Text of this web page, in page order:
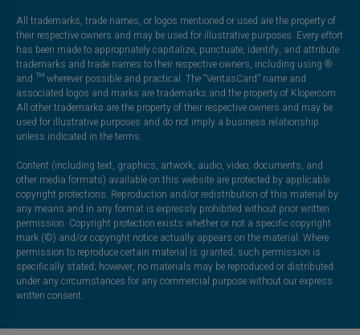
All trademarks, trade names, or logos mentioned or used are the property of
their respective owners and may be used for illustrative purposes. Every effort
has been made to appropriately capitalize, punctuate, identify, and attribute
trademarks and trade names to their respective owners, including using ®
and ™ wherever possible and practical. The “VeritasCard” name and
associated logos and marks are trademarks and the property of Klopercom.
All other trademarks are the property of their respective owners and may be
used for illustrative purposes and do not imply a business relationship
unless indicated in the terms.
Content (including text, graphics, artwork, audio, video, documents, and
other media formats) available on this website are protected by applicable
copyright protections. Reproduction and/or redistribution of this material by
any means and in any format is expressly prohibited without prior written
permission. Copyright protection exists whether or not a specific copyright
mark (©) and/or copyright notice actually appears on the material. Where
permission to reproduce certain material is granted, such permission is
specifically stated; however, no materials may be reproduced or distributed
under any circumstances for any commercial purpose without our express
written consent.